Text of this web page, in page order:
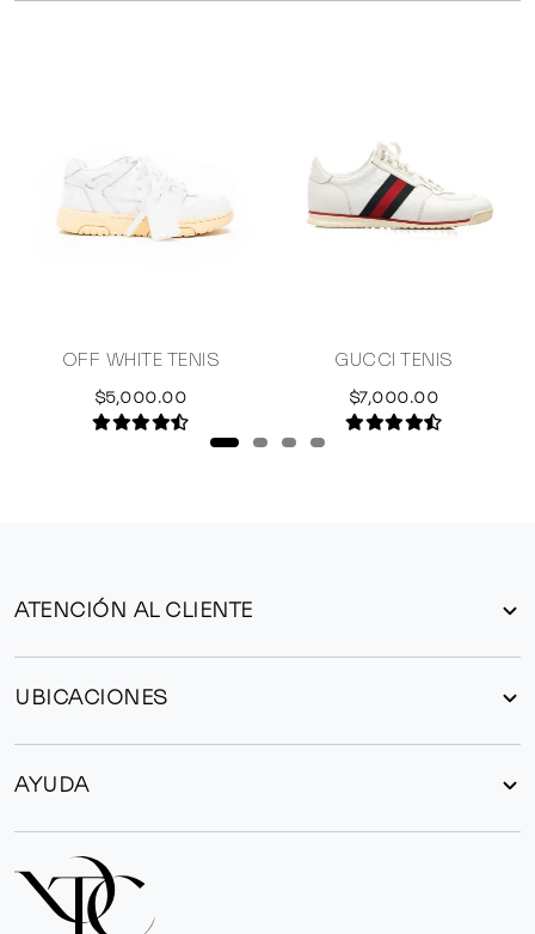
OFF WHITE TENIS
$5,000.00
GUCCI TENIS
$7,000.00
ATENCIÓN AL CLIENTE
UBICACIONES
AYUDA